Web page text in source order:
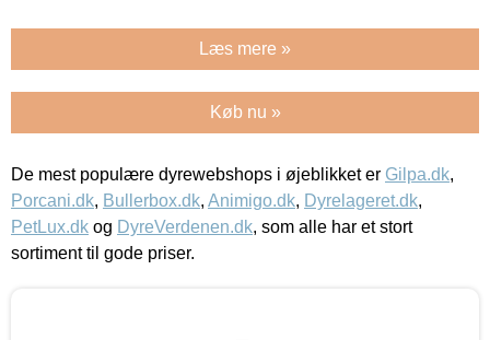
Læs mere »
Køb nu »
De mest populære dyrewebshops i øjeblikket er Gilpa.dk,
Porcani.dk, Bullerbox.dk, Animigo.dk, Dyrelageret.dk,
PetLux.dk og DyreVerdenen.dk, som alle har et stort
sortiment til gode priser.